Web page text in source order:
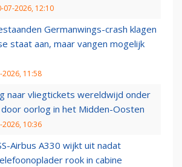
07-2026, 12:10
Germanwings-crash klagen
staat aan, maar vangen mogelijk
2026, 11:58
naar vliegtickets wereldwijd onder
oorlog in het Midden-Oosten
2026, 10:36
Airbus A330 wijkt uit nadat
rook in cabine